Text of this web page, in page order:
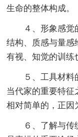
生命的整体构成。
４、形象感
结构、质感与量感
有视、知觉的训练
５、工具材
当代家的重要特征
相对简单的，正因
６、了解与